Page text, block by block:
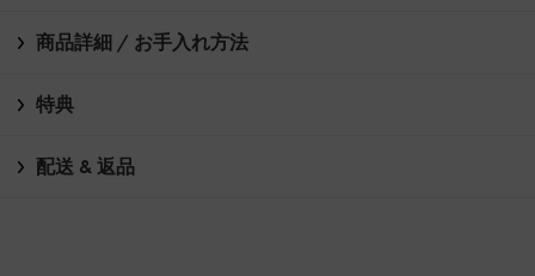
商品詳細 / お手入れ方法
特典
配送 & 返品